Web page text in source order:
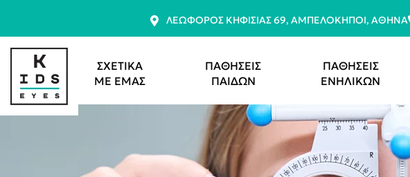
ΛΕΩΦΌΡΟΣ ΚΗΦΙΣΊΑΣ 69, ΑΜΠΕΛΌΚΗΠΟΙ, ΑΘΉΝΑ
ΣΧΕΤΙΚΑ
ΜΕ ΕΜΑΣ
ΠΑΘΗΣΕΙΣ
ΠΑΙΔΩΝ
ΠΑΘΗΣΕΙΣ
ΕΝΗΛΙΚΩΝ